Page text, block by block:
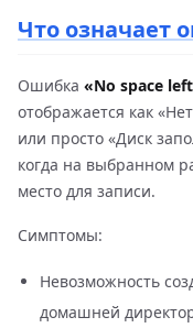
Что означает
Ошибка «No space
отображается как
или просто «Диск
когда на выбранном
место для записи.
Симптомы:
Невозможность
домашней